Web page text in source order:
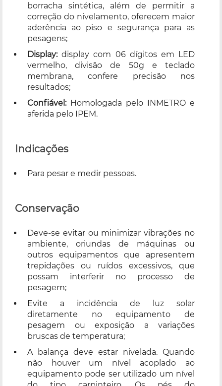
borracha sintética, além de permitir a
correção do nivelamento, oferecem maior
aderência ao piso e segurança para as
pesagens;
Display:display com 06 dígitos em LED
vermelho, divisão de 50g e teclado
membrana, confere precisão nos
resultados;
Confiável:Homologada pelo INMETRO e
aferida pelo IPEM.
Indicações
Para pesar e medir pessoas.
Conservação
Deve-se evitar ou minimizar vibrações no
ambiente, oriundas de máquinas ou
outros equipamentos que apresentem
trepidações ou ruídos excessivos, que
possam interferir no processo de
pesagem;
Evite a incidência de luz solar
diretamente no equipamento de
pesagem ou exposição a variações
bruscas de temperatura;
A balança deve estar nivelada. Quando
não houver um nível acoplado ao
equipamento pode ser utilizado um nível